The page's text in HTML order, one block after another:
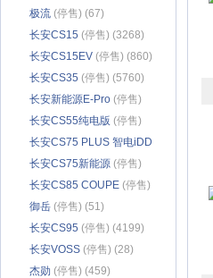
极流 (停售) (67)
长安CS15 (停售) (3268)
长安CS15EV (停售) (860)
长安CS35 (停售) (5760)
长安新能源E-Pro (停售)
(603)
长安CS55纯电版 (停售)
(899)
长安CS75 PLUS 智电iDD
(停售) (386)
长安CS75新能源 (停售)
(667)
长安CS85 COUPE (停售)
(4263)
御岳 (停售) (51)
长安CS95 (停售) (4199)
长安VOSS (停售) (28)
杰勋 (停售) (459)